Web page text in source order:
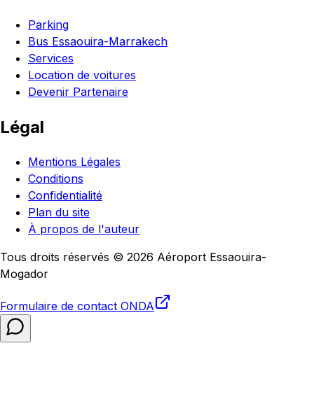
Parking
Bus Essaouira-Marrakech
Services
Location de voitures
Devenir Partenaire
Légal
Mentions Légales
Conditions
Confidentialité
Plan du site
À propos de l'auteur
Tous droits réservés © 2026 Aéroport Essaouira-
Mogador
Formulaire de contact ONDA